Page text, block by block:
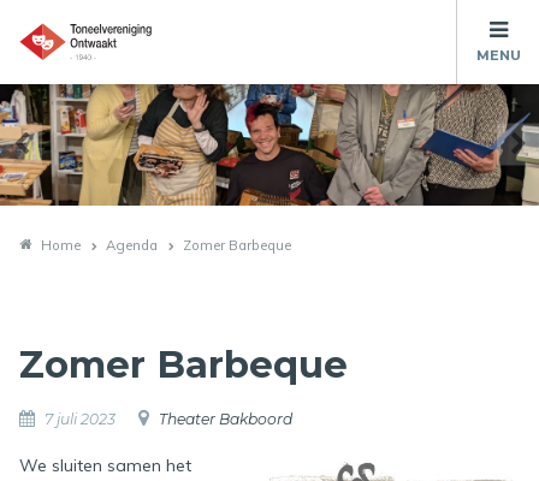
Home Agenda Zomer Barbeque
Zomer Barbeque
7 juli 2023 Theater Bakboord
We sluiten samen het
MENU